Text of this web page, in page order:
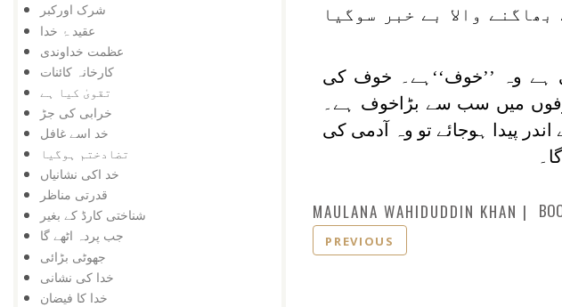
شرک اورکبر
عقید ۂ خدا
عظمت خداوندی
کارخانہ کائنات
تقویٰ کیا ہے
خرابی کی جڑ
خد اسے غافل
تضادختم ہوگیا
خد اکی نشانیاں
قدرتی مناظر
شناختی کارڈ کے بغیر
جب پردہ اٹھے گا
جھوٹی بڑائی
خدا کی نشانی
خدا کا فیضان
والا بے خبر سوگیا
ہے وہ ’’خوف‘‘ہے۔ خوف کی
میں سب سے بڑاخوف ہے۔
پیدا ہوجائے تو وہ آدمی کی
MAULANA WAHIDUDDIN KHAN
PREVIOUS